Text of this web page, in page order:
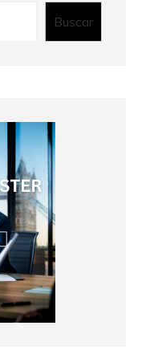
Buscar